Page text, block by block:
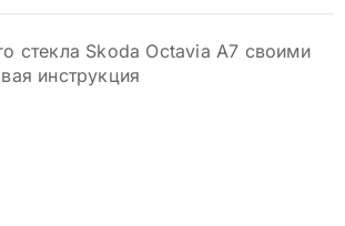
стекла Skoda Octavia A7 своими
инструкция